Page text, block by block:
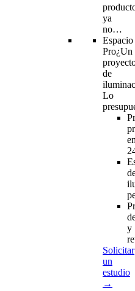
ya
no…
Espacio
Pro¿Un
de
Lo
en
y
Solicitar
un
estudio
→